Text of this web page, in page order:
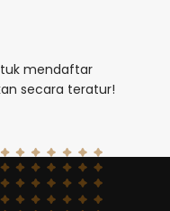
mendaftar
secara teratur!